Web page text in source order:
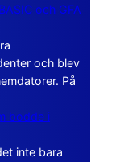
och GFA
och blev
På
bodde i
inte bara